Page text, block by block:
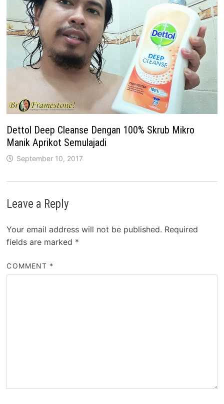
Dettol Deep Cleanse Dengan 100% Skrub Mikro
Manik Aprikot Semulajadi
September 10, 2017
Leave a Reply
Your email address will not be published. Required
fields are marked *
COMMENT *